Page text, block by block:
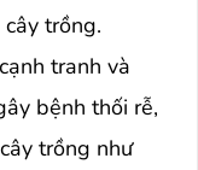
trồng.
tranh và
bệnh thối rễ,
trồng như